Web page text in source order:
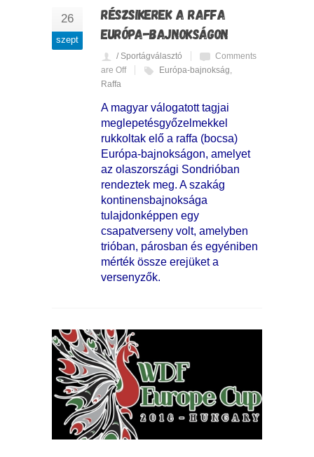
26
szept
RÉSZSIKEREK A RAFFA
EURÓPA-BAJNOKSÁGON
/ Sportágválasztó
Comments
are Off
Európa-bajnokság,
Raffa
A magyar válogatott tagjai
meglepetésgyőzelmekkel
rukkoltak elő a raffa (bocsa)
Európa-bajnokságon, amelyet
az olaszországi Sondrióban
rendeztek meg. A szakág
kontinensbajnoksága
tulajdonképpen egy
csapatverseny volt, amelyben
trióban, párosban és egyéniben
mérték össze erejüket a
versenyzők.